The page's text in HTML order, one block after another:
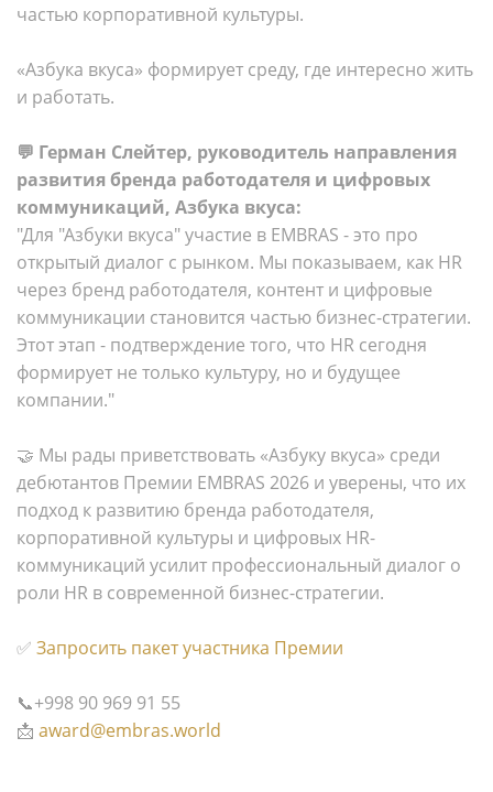
частью корпоративной культуры.
«Азбука вкуса» формирует среду, где интересно жить
и работать.
💬 Герман Слейтер, руководитель направления
развития бренда работодателя и цифровых
коммуникаций, Азбука вкуса:
"Для "Азбуки вкуса" участие в EMBRAS - это про
открытый диалог с рынком. Мы показываем, как HR
через бренд работодателя, контент и цифровые
коммуникации становится частью бизнес-стратегии.
Этот этап - подтверждение того, что HR сегодня
формирует не только культуру, но и будущее
компании."
🤝 Мы рады приветствовать «Азбуку вкуса» среди
дебютантов Премии EMBRAS 2026 и уверены, что их
подход к развитию бренда работодателя,
корпоративной культуры и цифровых HR-
коммуникаций усилит профессиональный диалог о
роли HR в современной бизнес-стратегии.
✅ Запросить пакет участника Премии
📞+998 90 969 91 55
📩 award@embras.world